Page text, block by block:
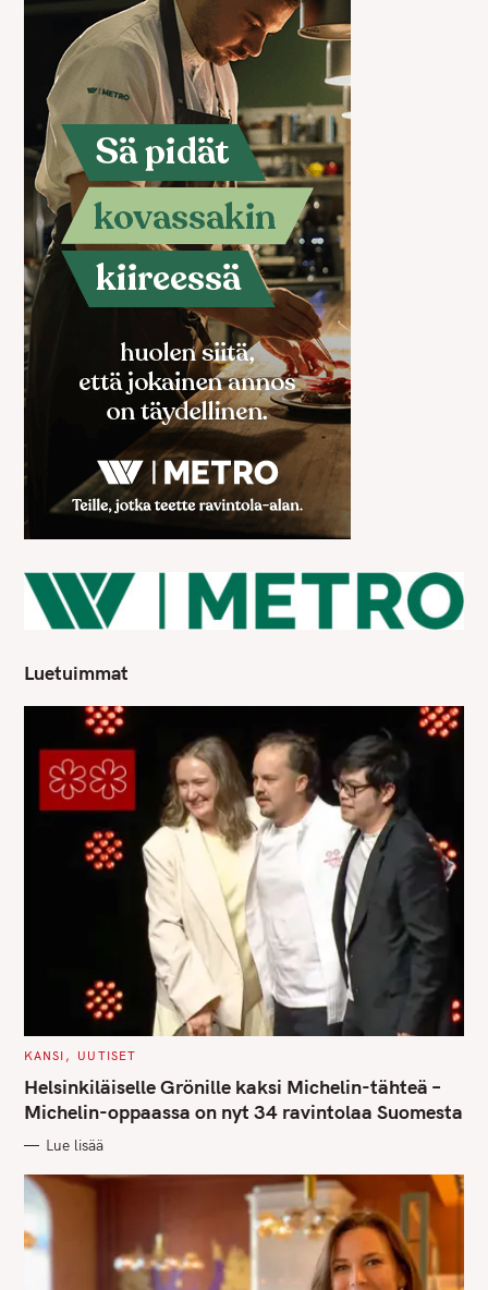
Luetuimmat
C
T
E
G
O
I
S
KANSI UUTISET
Helsinkiläiselle Grönille kaksi Michelin-tähteä –
Michelin-oppaassa on nyt 34 ravintolaa Suomesta
Lue lisää
o
r
: